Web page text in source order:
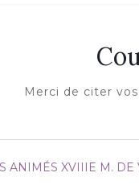
Merci de citer
ANIMÉS XVIIIE M. DE